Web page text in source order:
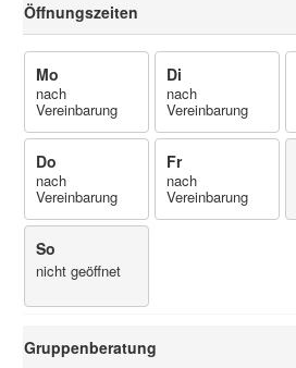
Öffnungszeiten
Mo
nach
Vereinbarung
Di
nach
Vereinbarung
Do
nach
Vereinbarung
Fr
nach
Vereinbarung
So
nicht geöffnet
Gruppenberatung